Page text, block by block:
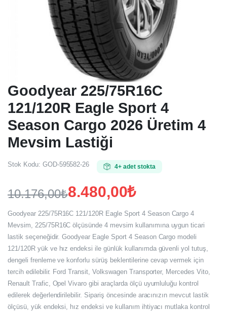
Goodyear 225/75R16C
121/120R Eagle Sport 4
Season Cargo 2026 Üretim 4
Mevsim Lastiği
Stok Kodu: GOD-595582-26 4+ adet stokta
10.176,00₺
Orijinal
fiyat:
10.176,00₺.
8.480,00₺
Şu
andaki
fiyat:
8.480,00₺.
Goodyear 225/75R16C 121/120R Eagle Sport 4 Season Cargo 4
Mevsim, 225/75R16C ölçüsünde 4 mevsim kullanımına uygun ticari
lastik seçeneğidir. Goodyear Eagle Sport 4 Season Cargo modeli
121/120R yük ve hız endeksi ile günlük kullanımda güvenli yol tutuş,
dengeli frenleme ve konforlu sürüş beklentilerine cevap vermek için
tercih edilebilir. Ford Transit, Volkswagen Transporter, Mercedes Vito,
Renault Trafic, Opel Vivaro gibi araçlarda ölçü uyumluluğu kontrol
edilerek değerlendirilebilir. Sipariş öncesinde aracınızın mevcut lastik
ölçüsü, yük endeksi, hız endeksi ve kullanım ihtiyacı mutlaka kontrol